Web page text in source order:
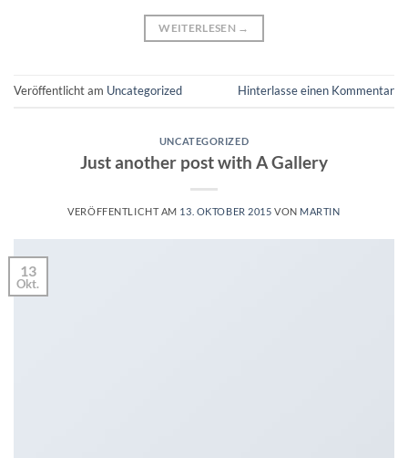
WEITERLESEN →
Veröffentlicht am Uncategorized Hinterlasse einen Kommentar
UNCATEGORIZED
Just another post with A Gallery
VERÖFFENTLICHT AM 13. OKTOBER 2015 VON MARTIN
13
Okt.